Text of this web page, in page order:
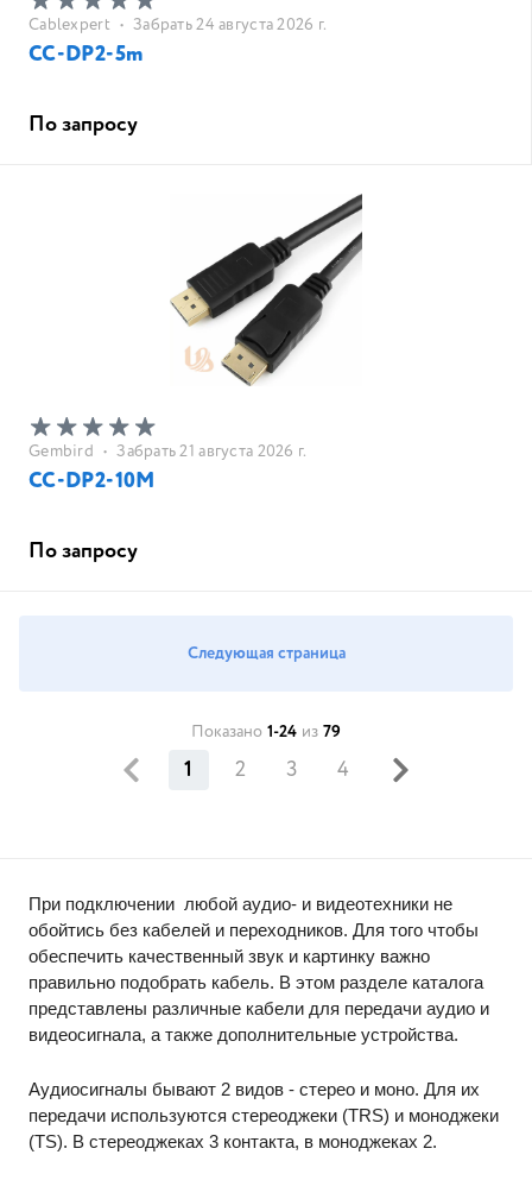
Cablexpert • Забрать 24 августа 2026 г.
CC-DP2-5m
По запросу
Gembird • Забрать 21 августа 2026 г.
CC-DP2-10M
По запросу
Следующая страница
Показано 1-24 из 79
1 2 3 4
При подключении  любой аудио- и видеотехники не
обойтись без кабелей и переходников. Для того чтобы
обеспечить качественный звук и картинку важно
правильно подобрать кабель. В этом разделе каталога
представлены различные кабели для передачи аудио и
видеосигнала, а также дополнительные устройства.
Аудиосигналы бывают 2 видов - стерео и моно. Для их
передачи используются стереоджеки (TRS) и моноджеки
(TS). В стереоджеках 3 контакта, в моноджеках 2.